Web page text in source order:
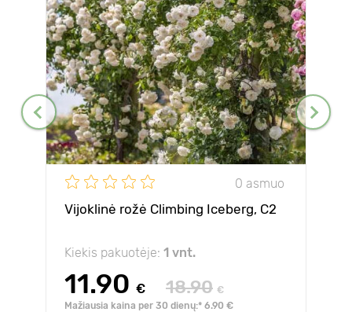
0 asmuo
Vijoklinė rožė Climbing Iceberg, C2
Kiekis pakuotėje: 1 vnt.
11.90 € 18.90 €
Mažiausia kaina per 30 dienų:* 6.90 €